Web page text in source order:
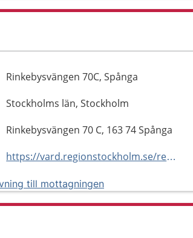
Rinkebysvängen 70C, Spånga
Stockholms län, Stockholm
Rinkebysvängen 70 C, 163 74 Spånga
https://vard.regionstockholm.se/rehabiliteringsmottagningar/
till mottagningen